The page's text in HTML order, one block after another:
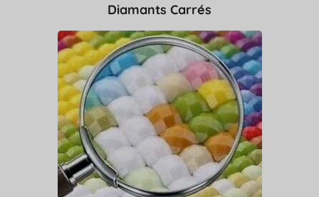
Diamants Carrés